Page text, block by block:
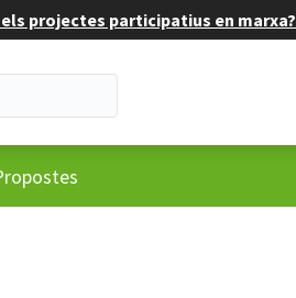
projectes participatius en marxa?
d'usuari